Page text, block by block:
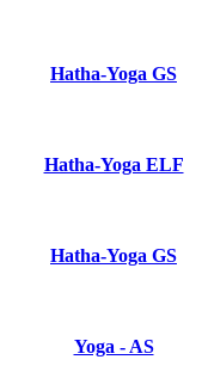
Hatha-Yoga GS
Hatha-Yoga ELF
Hatha-Yoga GS
Yoga - AS